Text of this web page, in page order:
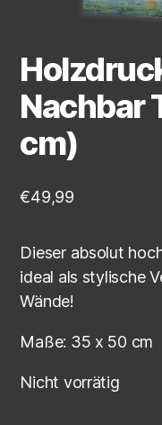
Nachbar
cm)
€49,99
Dieser absolut
ideal als stylische
Wände!
Maße: 35 x 50 cm
Nicht vorrätig